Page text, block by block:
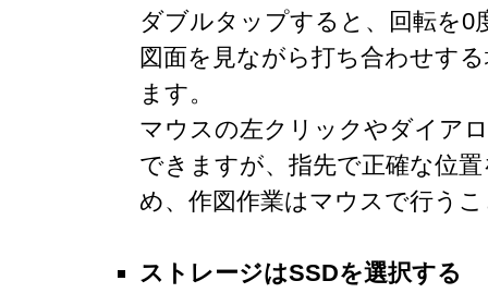
ダブルタップすると、回転を0
図面を見ながら打ち合わせす
ます。
マウスの左クリックやダイア
できますが、指先で正確な位
め、作図作業はマウスで行う
ストレージはSSDを選択する